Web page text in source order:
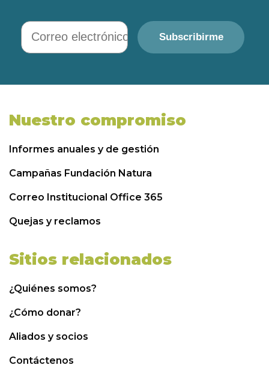
Correo electrónico
Subscribirme
Nuestro compromiso
Informes anuales y de gestión
Campañas Fundación Natura
Correo Institucional Office 365
Quejas y reclamos
Sitios relacionados
¿Quiénes somos?
¿Cómo donar?
Aliados y socios
Contáctenos